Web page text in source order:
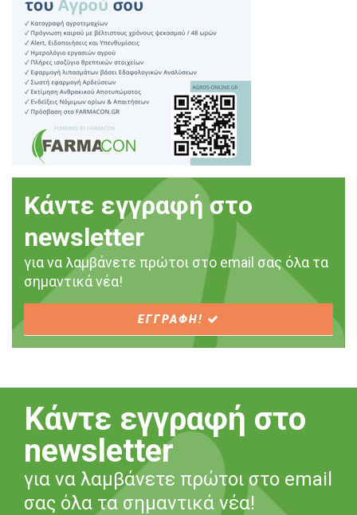
Κάντε εγγραφή στο
newsletter
για να λαμβάνετε πρώτοι στο email σας όλα τα
σημαντικά νέα!
ΕΓΓΡΑΦΗ!
Κάντε εγγραφή στο
newsletter
για να λαμβάνετε πρώτοι στο email
σας όλα τα σημαντικά νέα!